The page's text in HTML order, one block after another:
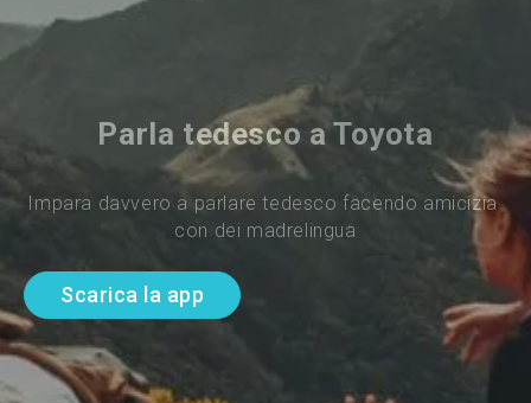
Parla tedesco a Toyota
Impara davvero a parlare tedesco facendo amicizia
con dei madrelingua
Scarica la app